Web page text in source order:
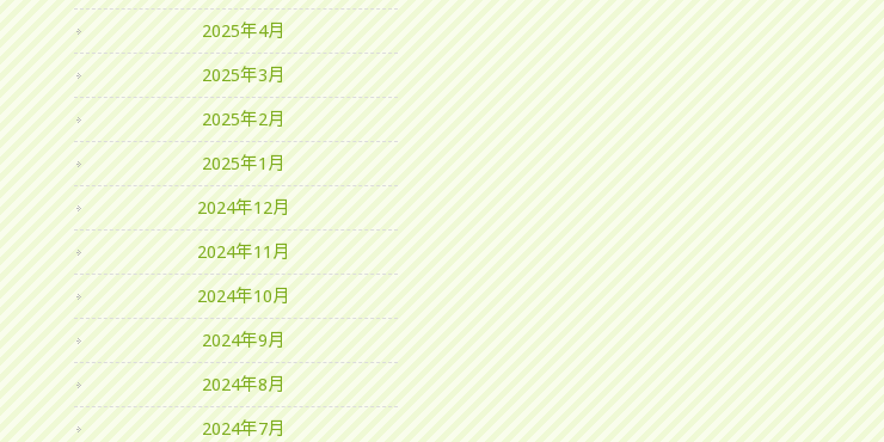
2025年4月
2025年3月
2025年2月
2025年1月
2024年12月
2024年11月
2024年10月
2024年9月
2024年8月
2024年7月